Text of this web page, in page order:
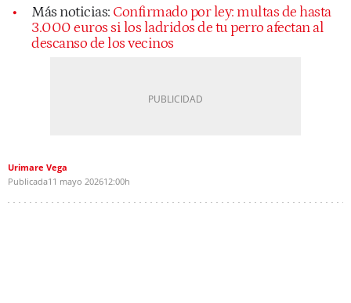
Más noticias: Confirmado por ley: multas de hasta
3.000 euros si los ladridos de tu perro afectan al
descanso de los vecinos
Urimare Vega
Publicada11 mayo 202612:00h